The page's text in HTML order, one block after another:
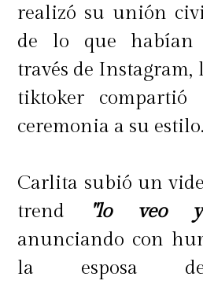
realizó su unión
de lo que habían
través de Instagram,
tiktoker compartió
ceremonia a su estilo.
Carlita subió un
trend "lo veo y
anunciando con
la esposa